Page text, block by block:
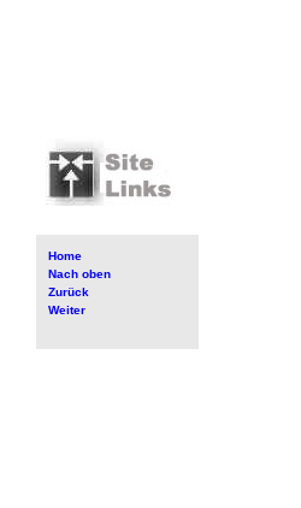
Home
Nach oben
Zurück
Weiter